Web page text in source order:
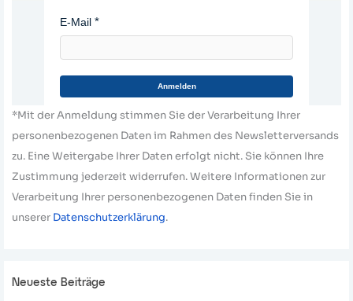
E-Mail
Anmelden
*Mit der Anmeldung stimmen Sie der Verarbeitung Ihrer
personenbezogenen Daten im Rahmen des Newsletterversands
zu. Eine Weitergabe Ihrer Daten erfolgt nicht. Sie können Ihre
Zustimmung jederzeit widerrufen. Weitere Informationen zur
Verarbeitung Ihrer personenbezogenen Daten finden Sie in
unserer Datenschutzerklärung.
Neueste Beiträge